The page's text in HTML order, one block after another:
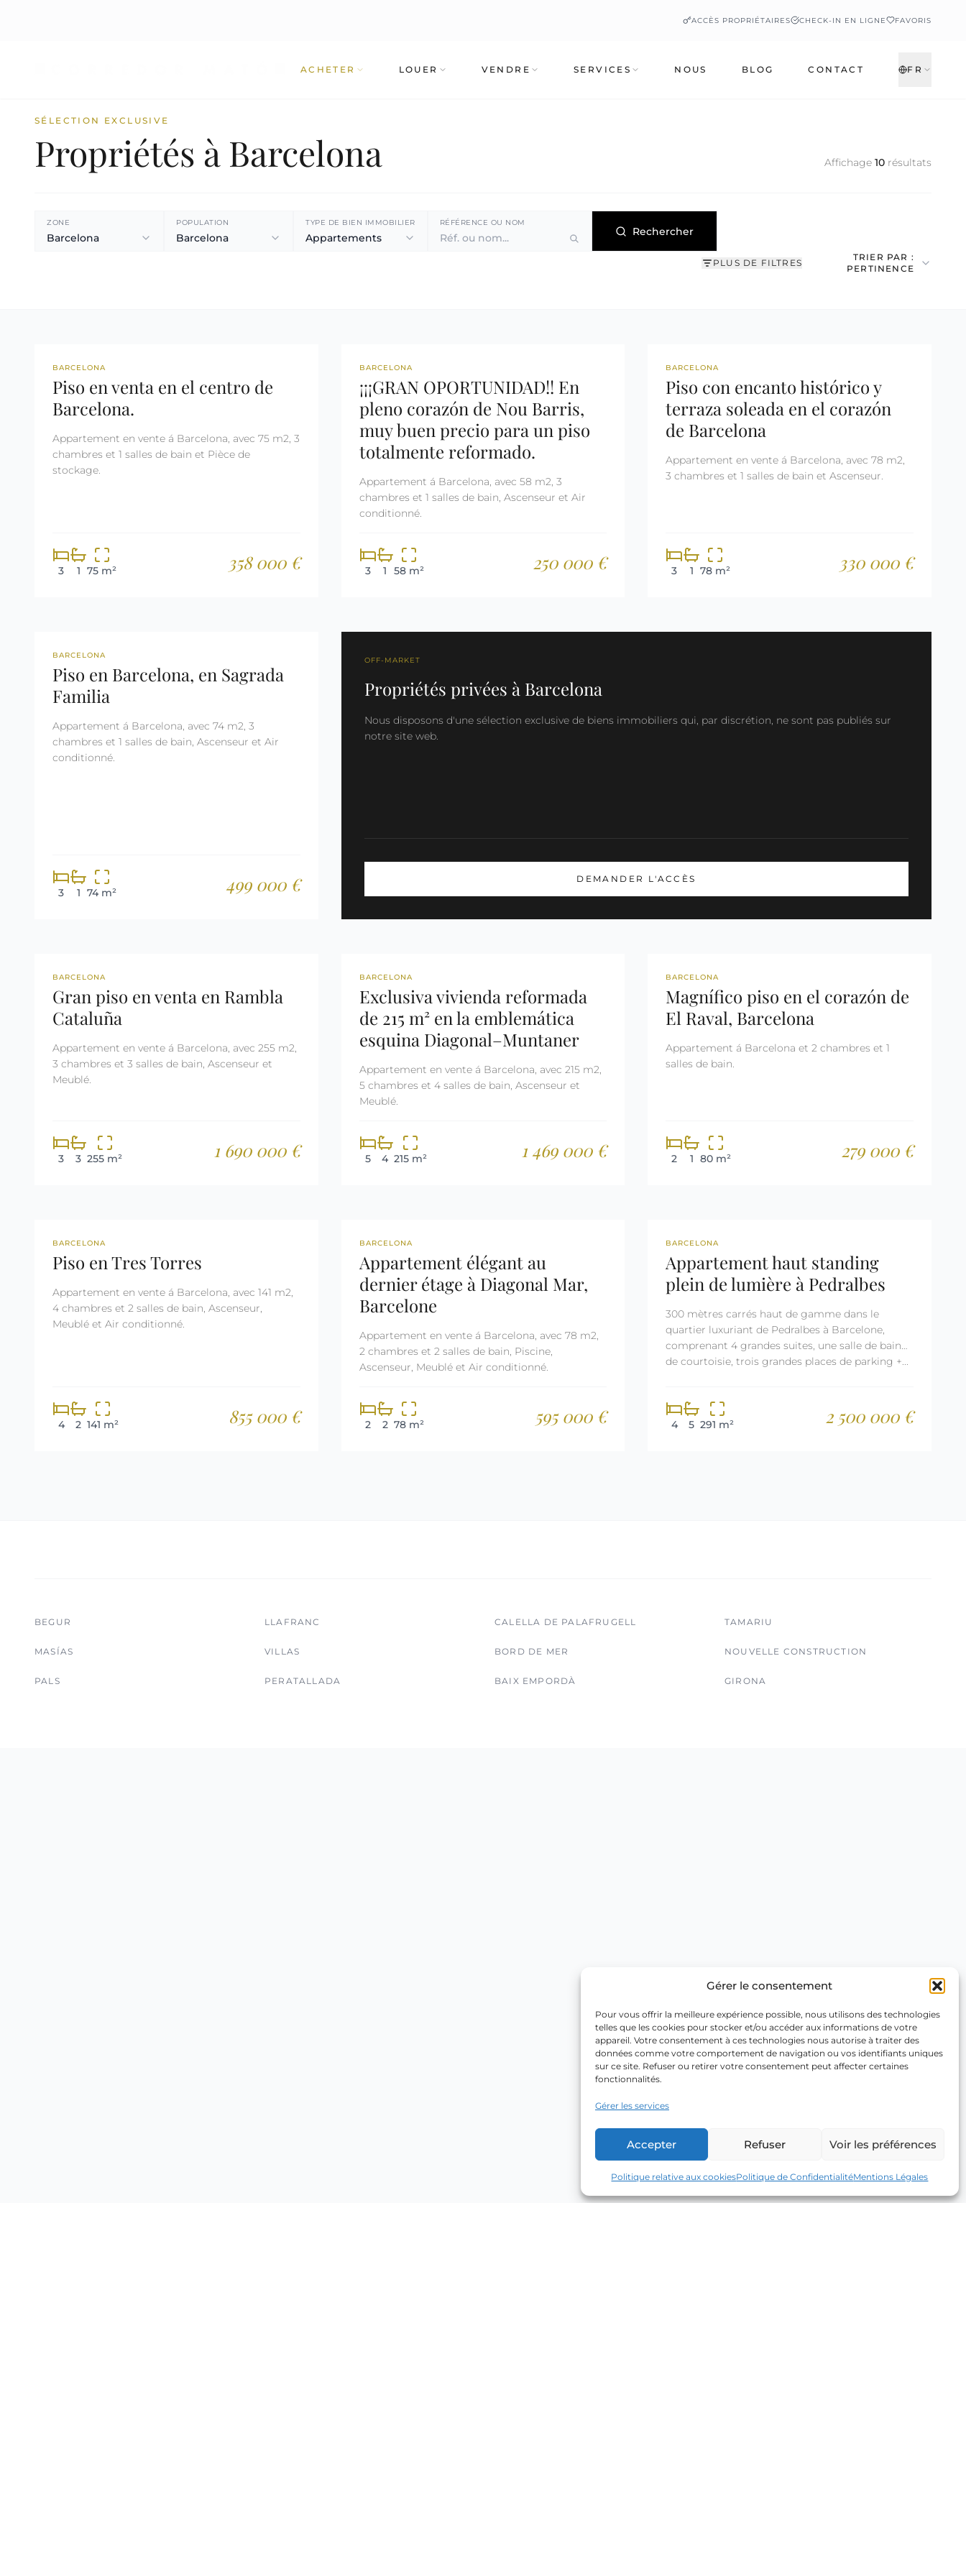
Gérer le consentement
Pour vous offrir la meilleure expérience possible, nous utilisons des technologies
telles que les cookies pour stocker et/ou accéder aux informations de votre
appareil. Votre consentement à ces technologies nous autorise à traiter des
données comme votre comportement de navigation ou vos identifiants uniques
sur ce site. Refuser ou retirer votre consentement peut affecter certaines
fonctionnalités.
Gérer les services
Accepter Refuser Voir les préférences
Politique relative aux cookiesPolitique de ConfidentialitéMentions Légales
ACCÈS PROPRIÉTAIRES CHECK-IN EN LIGNE FAVORIS
ACHETER LOUER VENDRE SERVICES NOUS BLOG CONTACT FR
SÉLECTION EXCLUSIVE
Propriétés à Barcelona Affichage 10 résultats
ZONE
Barcelona
POPULATION
Barcelona
TYPE DE BIEN IMMOBILIER
Appartements
RÉFÉRENCE OU NOM
Rechercher
PLUS DE FILTRES
TRIER PAR :
PERTINENCE
REF: 2998
BARCELONA
Piso en venta en el centro de
Barcelona.
Appartement en vente á Barcelona, avec 75 m2, 3
chambres et 1 salles de bain et Pièce de
stockage.
3 1 75 m² 358 000 €
REF: 2996
BARCELONA
¡¡¡GRAN OPORTUNIDAD!! En
pleno corazón de Nou Barris,
muy buen precio para un piso
totalmente reformado.
Appartement á Barcelona, avec 58 m2, 3
chambres et 1 salles de bain, Ascenseur et Air
conditionné.
3 1 58 m² 250 000 €
REF: 2555
BARCELONA
Piso con encanto histórico y
terraza soleada en el corazón
de Barcelona
Appartement en vente á Barcelona, avec 78 m2,
3 chambres et 1 salles de bain et Ascenseur.
3 1 78 m² 330 000 €
REF: 2843
BARCELONA
Piso en Barcelona, en Sagrada
Familia
Appartement á Barcelona, avec 74 m2, 3
chambres et 1 salles de bain, Ascenseur et Air
conditionné.
3 1 74 m² 499 000 €
OFF-MARKET
Propriétés privées à Barcelona
Nous disposons d'une sélection exclusive de biens immobiliers qui, par discrétion, ne sont pas publiés sur
notre site web.
DEMANDER L'ACCÈS
REF: 2799
BARCELONA
Gran piso en venta en Rambla
Cataluña
Appartement en vente á Barcelona, avec 255 m2,
3 chambres et 3 salles de bain, Ascenseur et
Meublé.
3 3 255 m² 1 690 000 €
REF: 2943
BARCELONA
Exclusiva vivienda reformada
de 215 m² en la emblemática
esquina Diagonal–Muntaner
Appartement en vente á Barcelona, avec 215 m2,
5 chambres et 4 salles de bain, Ascenseur et
Meublé.
5 4 215 m² 1 469 000 €
REF: 2986
BARCELONA
Magnífico piso en el corazón de
El Raval, Barcelona
Appartement á Barcelona et 2 chambres et 1
salles de bain.
2 1 80 m² 279 000 €
REF: 2702
BARCELONA
Piso en Tres Torres
Appartement en vente á Barcelona, avec 141 m2,
4 chambres et 2 salles de bain, Ascenseur,
Meublé et Air conditionné.
4 2 141 m² 855 000 €
REF: 2641
BARCELONA
Appartement élégant au
dernier étage à Diagonal Mar,
Barcelone
Appartement en vente á Barcelona, avec 78 m2,
2 chambres et 2 salles de bain, Piscine,
Ascenseur, Meublé et Air conditionné.
2 2 78 m² 595 000 €
REF: 1246
BARCELONA
Appartement haut standing
plein de lumière à Pedralbes
300 mètres carrés haut de gamme dans le
quartier luxuriant de Pedralbes à Barcelone,
comprenant 4 grandes suites, une salle de bain
de courtoisie, trois grandes places de parking +...
4 5 291 m² 2 500 000 €
BEGUR LLAFRANC CALELLA DE PALAFRUGELL TAMARIU
MASÍAS VILLAS BORD DE MER NOUVELLE CONSTRUCTION
PALS PERATALLADA BAIX EMPORDÀ GIRONA